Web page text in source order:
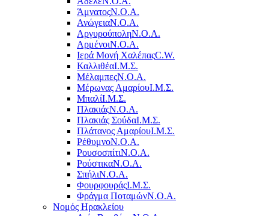
ΆμνατοςΝ.Ο.Α.
ΑνώγειαΝ.Ο.Α.
ΑργυρούποληΝ.Ο.Α.
ΑρμένοιΝ.Ο.Α.
Ιερά Μονή ΧαλέπαςC.W.
ΚαλλιθέαΙ.Μ.Σ.
ΜέλαμπεςΝ.Ο.Α.
Μέρωνας ΑμαρίουΙ.Μ.Σ.
ΜπαλίΙ.Μ.Σ.
ΠλακιάςΝ.Ο.Α.
Πλακιάς ΣούδαΙ.Μ.Σ.
Πλάτανος ΑμαρίουΙ.Μ.Σ.
ΡέθυμνοΝ.Ο.Α.
ΡουσοσπίτιΝ.Ο.Α.
ΡούστικαΝ.Ο.Α.
ΣπήλιΝ.Ο.Α.
ΦουρφουράςΙ.Μ.Σ.
Φράγμα ΠοταμώνΝ.Ο.Α.
Νομός Ηρακλείου